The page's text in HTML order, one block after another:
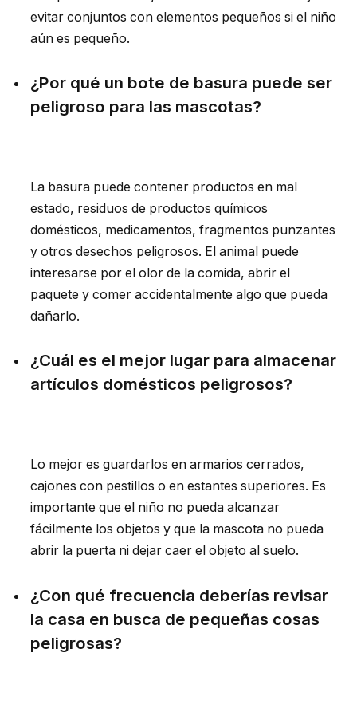
evitar conjuntos con elementos pequeños si el niño
aún es pequeño.
¿Por qué un bote de basura puede ser
peligroso para las mascotas?
La basura puede contener productos en mal
estado, residuos de productos químicos
domésticos, medicamentos, fragmentos punzantes
y otros desechos peligrosos. El animal puede
interesarse por el olor de la comida, abrir el
paquete y comer accidentalmente algo que pueda
dañarlo.
¿Cuál es el mejor lugar para almacenar
artículos domésticos peligrosos?
Lo mejor es guardarlos en armarios cerrados,
cajones con pestillos o en estantes superiores. Es
importante que el niño no pueda alcanzar
fácilmente los objetos y que la mascota no pueda
abrir la puerta ni dejar caer el objeto al suelo.
¿Con qué frecuencia deberías revisar
la casa en busca de pequeñas cosas
peligrosas?